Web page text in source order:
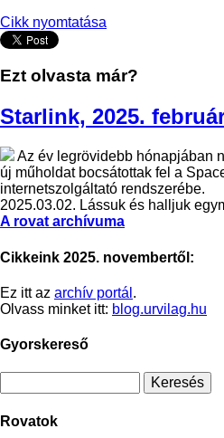
Cikk nyomtatása
Ezt olvasta már?
Starlink, 2025.
Az év legrövidebb hónapjában
új műholdat bocsátottak fel a
internetszolgáltató rendszerébe.
2025.03.02. Lássuk és halljuk
A rovat archívuma
Cikkeink 2025. novembertől:
Ez itt az archív portál .
Olvass minket itt: blog.urvilag.hu
Gyorskereső
Rovatok